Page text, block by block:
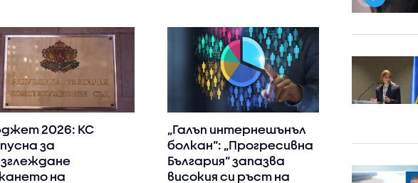
2026: КС
за
на
„Галъп интернешънъл
болкан“: „Прогресивна
България“ запазва
високия си ръст на